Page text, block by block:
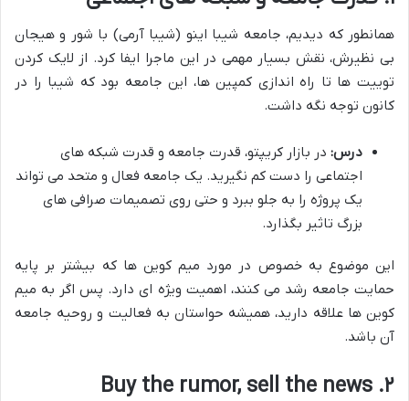
همانطور که دیدیم، جامعه شیبا اینو (شیبا آرمی) با شور و هیجان
بی نظیرش، نقش بسیار مهمی در این ماجرا ایفا کرد. از لایک کردن
توییت ها تا راه اندازی کمپین ها، این جامعه بود که شیبا را در
کانون توجه نگه داشت.
درس: در بازار کریپتو، قدرت جامعه و قدرت شبکه های
اجتماعی را دست کم نگیرید. یک جامعه فعال و متحد می تواند
یک پروژه را به جلو ببرد و حتی روی تصمیمات صرافی های
بزرگ تاثیر بگذارد.
این موضوع به خصوص در مورد میم کوین ها که بیشتر بر پایه
حمایت جامعه رشد می کنند، اهمیت ویژه ای دارد. پس اگر به میم
کوین ها علاقه دارید، همیشه حواستان به فعالیت و روحیه جامعه
آن باشد.
۲. Buy the rumor, sell the news